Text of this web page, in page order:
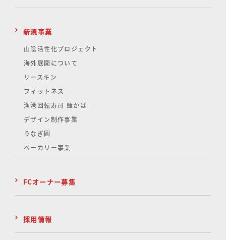
新規事業
山陰活性化プロジェクト
海外展開について
リースキン
フィットネス
漁港回転寿司 鮨かば
デザイン制作事業
うなぎ圓
ベーカリー事業
FCオーナー募集
採用情報